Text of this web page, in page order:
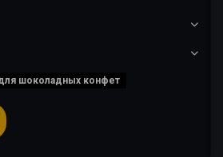
шоколадных конфет